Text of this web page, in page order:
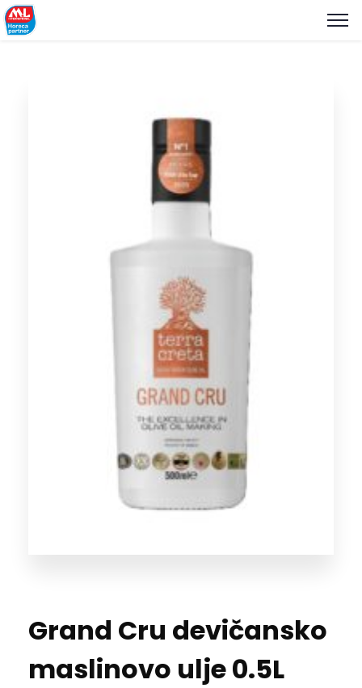
Grand Cru devičansko
maslinovo ulje 0.5L